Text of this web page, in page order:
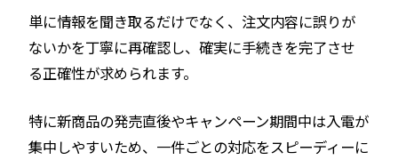
単に情報を聞き取るだけでなく、注文内容に誤りが
ないかを丁寧に再確認し、確実に手続きを完了させ
る正確性が求められます。
特に新商品の発売直後やキャンペーン期間中は入電が
集中しやすいため、一件ごとの対応をスピーディーに